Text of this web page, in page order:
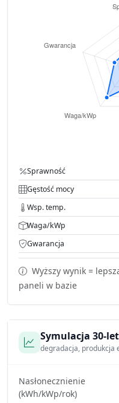
Sprawność
Gęstość mocy
Wsp. temp.
Waga/kWp
Gwarancja
Wyższy wynik =
paneli w bazie
Symulacja 30-
degradacja, produkcja
Nasłonecznienie
(kWh/kWp/rok)